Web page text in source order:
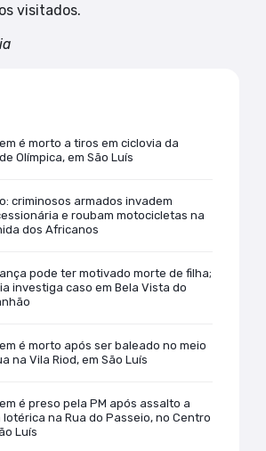
visitados.
é morto a tiros em ciclovia da
Olímpica, em São Luís
criminosos armados invadem
e roubam motocicletas na
dos Africanos
pode ter motivado morte de filha;
investiga caso em Bela Vista do
é morto após ser baleado no meio
na Vila Riod, em São Luís
é preso pela PM após assalto a
lotérica na Rua do Passeio, no Centro
Luís